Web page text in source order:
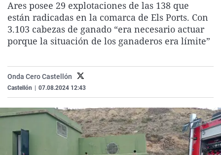
La rosa de los vientos
Gente viajera
Como el perro y el
Caso
Retornados
Equipo de
Extremadura
Galicia
La Rioja
Virales
Televisión
Elecciones
Ares posee 29 explotaciones de las 138 que
están radicadas en la comarca de Els Ports. Con
3.103 cabezas de ganado “era necesario actuar
porque la situación de los ganaderos era límite”
Onda Cero Castellón
Castellón 07.08.2024 12:43